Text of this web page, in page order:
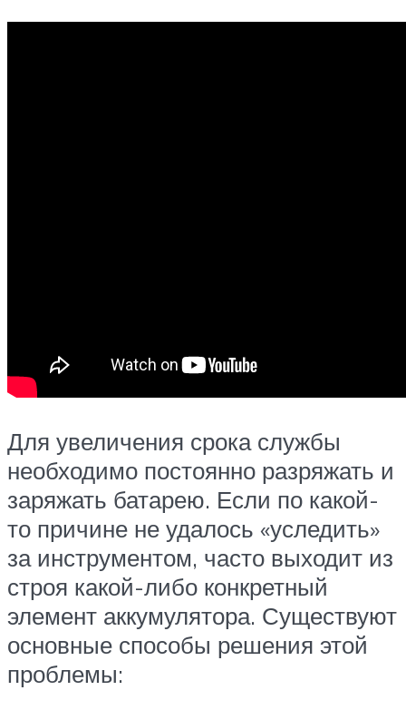
Для увеличения срока службы
необходимо постоянно разряжать и
заряжать батарею. Если по какой-
то причине не удалось «уследить»
за инструментом, часто выходит из
строя какой-либо конкретный
элемент аккумулятора. Существуют
основные способы решения этой
проблемы: